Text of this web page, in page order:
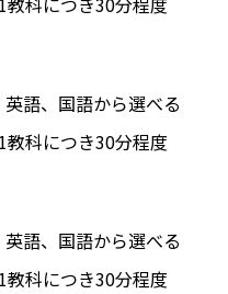
語、国語から選べる
科につき30分程度
語、国語から選べる
科につき30分程度